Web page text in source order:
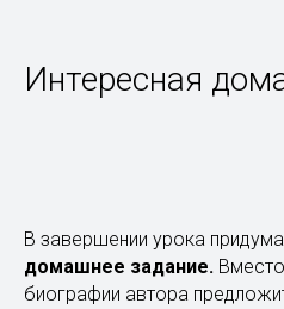
Интересная
В завершении урока
домашнее задание.
биографии автора